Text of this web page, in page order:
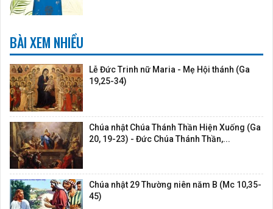
BÀI XEM NHIỀU
Lễ Đức Trinh nữ Maria - Mẹ Hội thánh (Ga
19,25-34)
Chúa nhật Chúa Thánh Thần Hiện Xuống (Ga
20, 19-23) - Đức Chúa Thánh Thần,...
Chúa nhật 29 Thường niên năm B (Mc 10,35-
45)